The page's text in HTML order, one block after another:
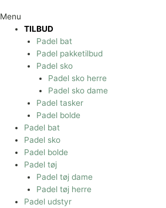
Menu
TILBUD
Padel bat
Padel pakketilbud
Padel sko
Padel sko herre
Padel sko dame
Padel tasker
Padel bolde
Padel bat
Padel sko
Padel bolde
Padel tøj
Padel tøj dame
Padel tøj herre
Padel udstyr